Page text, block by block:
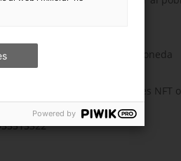
més enllà de la moneda
intel·ligents
un nou model empresarial, les NFT
Web3.0)
Powered by